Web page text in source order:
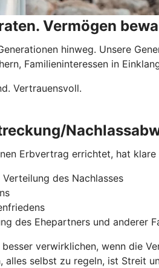
Vermögen
hinweg. Unsere
Familieninteressen in
Vertrauensvoll.
Erbvertrag errichtet, hat
des Nachlasses
des Ehepartners und anderer
verwirklichen, wenn die
alles selbst zu regeln, ist Streit